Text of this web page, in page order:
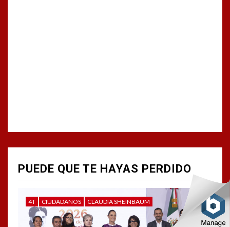
PUEDE QUE TE HAYAS PERDIDO
4T CIUDADANOS CLAUDIA SHEINBAUM